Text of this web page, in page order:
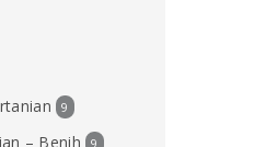
9
– Benih 9